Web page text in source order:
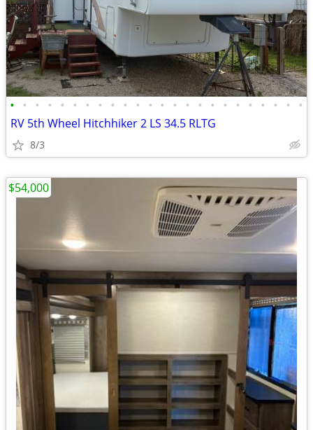
• • • • • • • • • • • • • • • • • • • • • • • •
RV 5th Wheel Hitchhiker 2 LS 34.5 RLTG
8/3
$54,000